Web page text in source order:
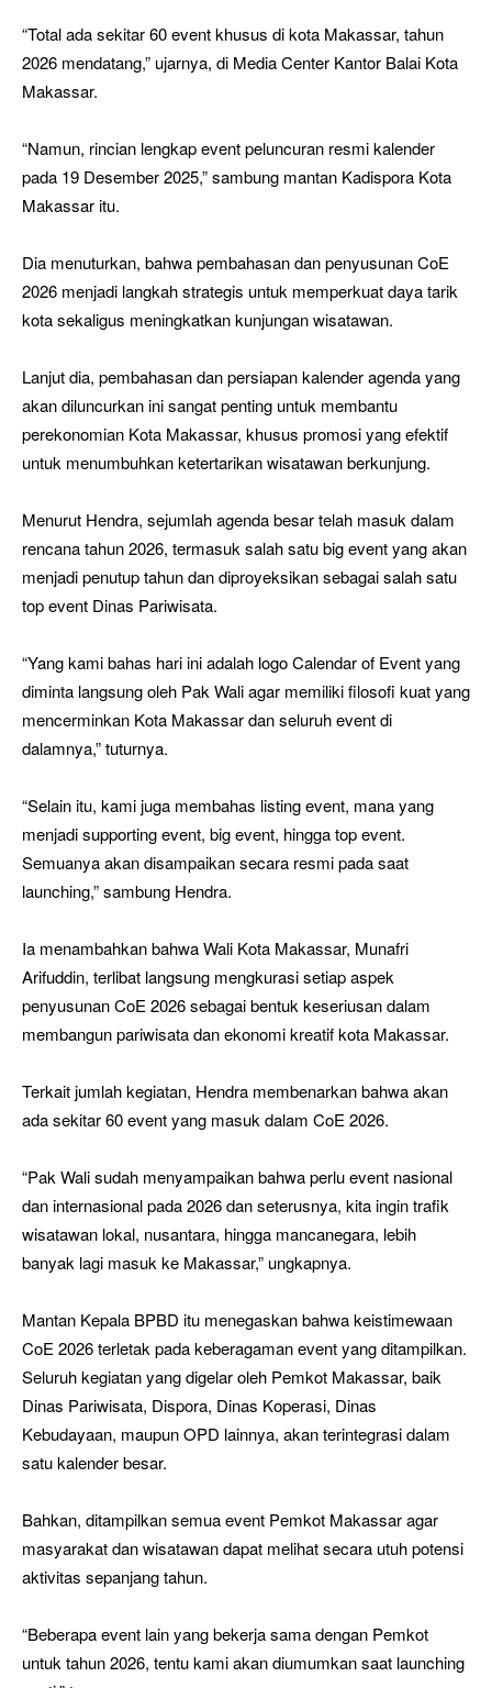
“Total ada sekitar 60 event khusus di kota Makassar, tahun
2026 mendatang,” ujarnya, di Media Center Kantor Balai Kota
Makassar.
“Namun, rincian lengkap event peluncuran resmi kalender
pada 19 Desember 2025,” sambung mantan Kadispora Kota
Makassar itu.
Dia menuturkan, bahwa pembahasan dan penyusunan CoE
2026 menjadi langkah strategis untuk memperkuat daya tarik
kota sekaligus meningkatkan kunjungan wisatawan.
Lanjut dia, pembahasan dan persiapan kalender agenda yang
akan diluncurkan ini sangat penting untuk membantu
perekonomian Kota Makassar, khusus promosi yang efektif
untuk menumbuhkan ketertarikan wisatawan berkunjung.
Menurut Hendra, sejumlah agenda besar telah masuk dalam
rencana tahun 2026, termasuk salah satu big event yang akan
menjadi penutup tahun dan diproyeksikan sebagai salah satu
top event Dinas Pariwisata.
“Yang kami bahas hari ini adalah logo Calendar of Event yang
diminta langsung oleh Pak Wali agar memiliki filosofi kuat yang
mencerminkan Kota Makassar dan seluruh event di
dalamnya,” tuturnya.
“Selain itu, kami juga membahas listing event, mana yang
menjadi supporting event, big event, hingga top event.
Semuanya akan disampaikan secara resmi pada saat
launching,” sambung Hendra.
Ia menambahkan bahwa Wali Kota Makassar, Munafri
Arifuddin, terlibat langsung mengkurasi setiap aspek
penyusunan CoE 2026 sebagai bentuk keseriusan dalam
membangun pariwisata dan ekonomi kreatif kota Makassar.
Terkait jumlah kegiatan, Hendra membenarkan bahwa akan
ada sekitar 60 event yang masuk dalam CoE 2026.
“Pak Wali sudah menyampaikan bahwa perlu event nasional
dan internasional pada 2026 dan seterusnya, kita ingin trafik
wisatawan lokal, nusantara, hingga mancanegara, lebih
banyak lagi masuk ke Makassar,” ungkapnya.
Mantan Kepala BPBD itu menegaskan bahwa keistimewaan
CoE 2026 terletak pada keberagaman event yang ditampilkan.
Seluruh kegiatan yang digelar oleh Pemkot Makassar, baik
Dinas Pariwisata, Dispora, Dinas Koperasi, Dinas
Kebudayaan, maupun OPD lainnya, akan terintegrasi dalam
satu kalender besar.
Bahkan, ditampilkan semua event Pemkot Makassar agar
masyarakat dan wisatawan dapat melihat secara utuh potensi
aktivitas sepanjang tahun.
“Beberapa event lain yang bekerja sama dengan Pemkot
untuk tahun 2026, tentu kami akan diumumkan saat launching